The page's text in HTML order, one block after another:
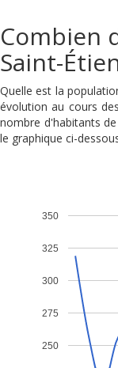
Combien
Saint-
Quelle est la
évolution au cours
nombre d'habitants
le graphique ci-
250
275
300
325
350